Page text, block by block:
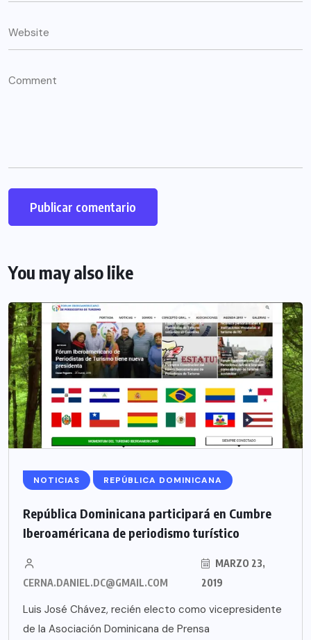
You may also like
NOTICIAS REPÚBLICA DOMINICANA
República Dominicana participará en Cumbre
Iberoaméricana de periodismo turístico
CERNA.DANIEL.DC@GMAIL.COM
MARZO 23,
2019
Luis José Chávez, recién electo como vicepresidente
de la Asociación Dominicana de Prensa